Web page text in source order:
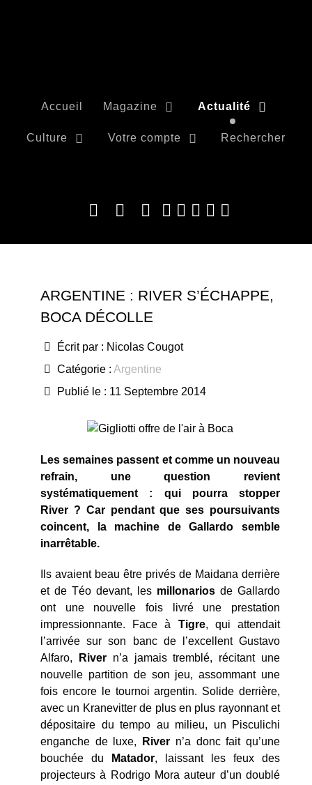
Accueil Magazine Actualité
Culture Votre compte Rechercher
ARGENTINE : RIVER S’ÉCHAPPE,
BOCA DÉCOLLE
Écrit par : Nicolas Cougot
Catégorie : Argentine
Publié le : 11 Septembre 2014
Les semaines passent et comme un nouveau
refrain, une question revient
systématiquement : qui pourra stopper
River ? Car pendant que ses poursuivants
coincent, la machine de Gallardo semble
inarrêtable.
Ils avaient beau être privés de Maidana derrière
et de Téo devant, les millonarios de Gallardo
ont une nouvelle fois livré une prestation
impressionnante. Face à Tigre, qui attendait
l’arrivée sur son banc de l’excellent Gustavo
Alfaro,
Rivern’a jamais tremblé, récitant une
nouvelle partition de son jeu, assommant une
fois encore le tournoi argentin. Solide derrière,
avec un Kranevitter de plus en plus rayonnant et
dépositaire du tempo au milieu, un Pisculichi
enganche de luxe,
River n’a donc fait qu’une
bouchée du
Matador, laissant les feux des
projecteurs à Rodrigo Mora auteur d’un doublé